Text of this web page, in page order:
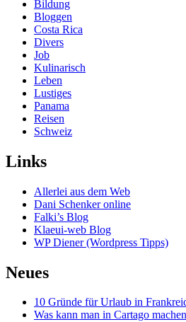
Bildung
Bloggen
Costa Rica
Divers
Job
Kulinarisch
Leben
Lustiges
Panama
Reisen
Schweiz
Links
Allerlei aus dem Web
Dani Schenker online
Falki’s Blog
Klaeui-web Blog
WP Diener (Wordpress Tipps)
Neues
10 Gründe für Urlaub in
Was kann man in Cartago